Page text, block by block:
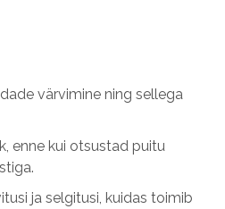
värvimine ning sellega
enne kui otsustad puitu
ja selgitusi, kuidas toimib